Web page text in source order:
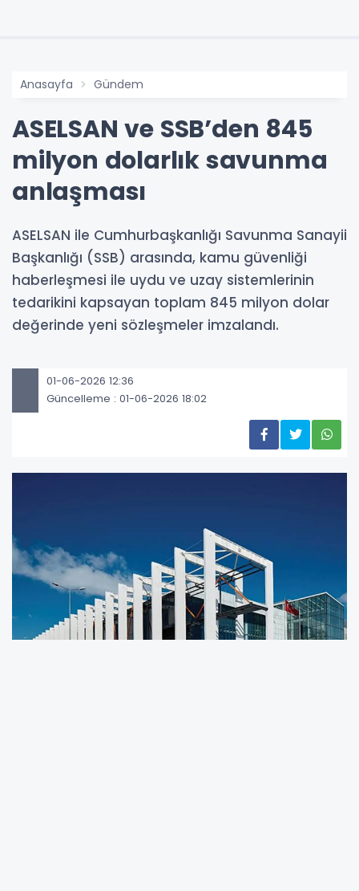
Anasayfa Gündem
ASELSAN ve SSB’den 845
milyon dolarlık savunma
anlaşması
ASELSAN ile Cumhurbaşkanlığı Savunma Sanayii
Başkanlığı (SSB) arasında, kamu güvenliği
haberleşmesi ile uydu ve uzay sistemlerinin
tedarikini kapsayan toplam 845 milyon dolar
değerinde yeni sözleşmeler imzalandı.
01-06-2026 12:36
Güncelleme : 01-06-2026 18:02